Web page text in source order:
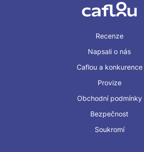
Recenze
Napsali o nás
Caflou a konkurence
Provize
Obchodní podmínky
Bezpečnost
Soukromí